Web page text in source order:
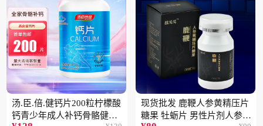
汤.臣.倍.健钙片200粒柠檬酸
钙青少年成人补钙骨骼健康
现货批发 鹿鞭人参黄精压片
糖果 牡蛎片 男性片剂人参黄